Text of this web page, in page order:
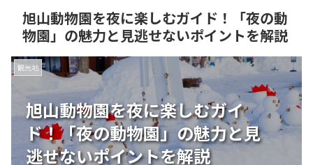
旭山動物園を夜に楽しむガイド！「夜の動
物園」の魅力と見逃せないポイントを解説
旭山動物園を夜に楽しむガイ
ド！「夜の動物園」の魅力と見
逃せないポイントを解説
観光地